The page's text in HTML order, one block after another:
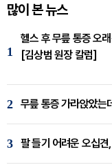
많이 본 뉴스
1
헬스 후 무릎 통증 오
[김상범 원장 칼럼]
2
3